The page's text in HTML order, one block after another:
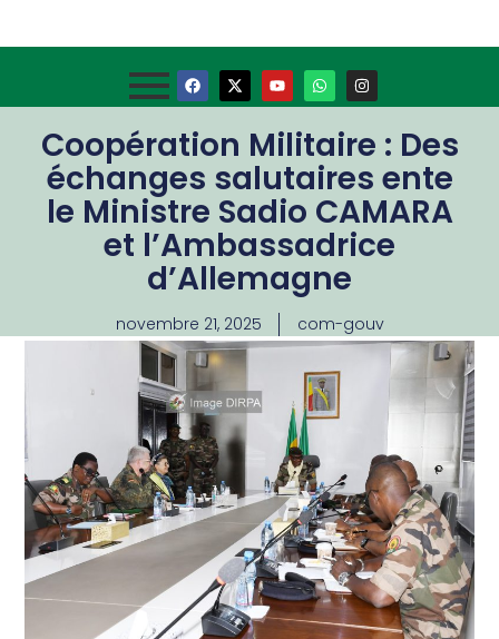
Coopération Militaire : Des
échanges salutaires ente
le Ministre Sadio CAMARA
et l’Ambassadrice
d’Allemagne
novembre 21, 2025 com-gouv